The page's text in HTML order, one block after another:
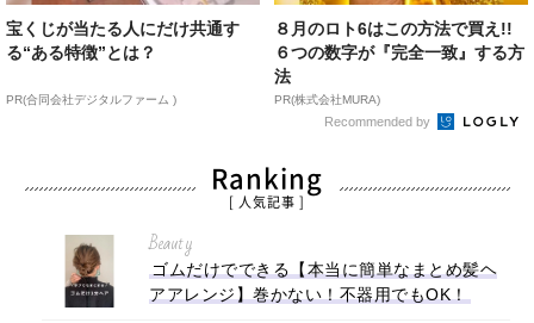
宝くじが当たる人にだけ共通す
る“ある特徴”とは？
PR(合同会社デジタルファーム )
８月のロト6はこの方法で買え!!
６つの数字が『完全一致』する方
法
PR(株式会社MURA)
Recommended by
Ranking
[ 人気記事 ]
Beauty
ゴムだけでできる【本当に簡単なまとめ髪ヘ
アアレンジ】巻かない！不器用でもOK！